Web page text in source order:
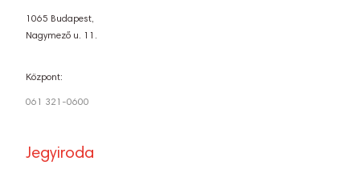
1065 Budapest,
Nagymező u. 11.
Központ:
061 321-0600
Jegyiroda